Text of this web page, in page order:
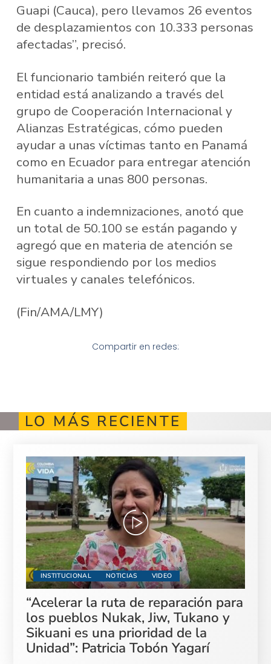
Guapi (Cauca), pero llevamos 26 eventos
de desplazamientos con 10.333 personas
afectadas”, precisó.
El funcionario también reiteró que la
entidad está analizando a través del
grupo de Cooperación Internacional y
Alianzas Estratégicas, cómo pueden
ayudar a unas víctimas tanto en Panamá
como en Ecuador para entregar atención
humanitaria a unas 800 personas.
En cuanto a indemnizaciones, anotó que
un total de 50.100 se están pagando y
agregó que en materia de atención se
sigue respondiendo por los medios
virtuales y canales telefónicos.
(Fin/AMA/LMY)
Compartir en redes:
LO MÁS RECIENTE
INSTITUCIONAL NOTICIAS VIDEO
“Acelerar la ruta de reparación para
los pueblos Nukak, Jiw, Tukano y
Sikuani es una prioridad de la
Unidad”: Patricia Tobón Yagarí